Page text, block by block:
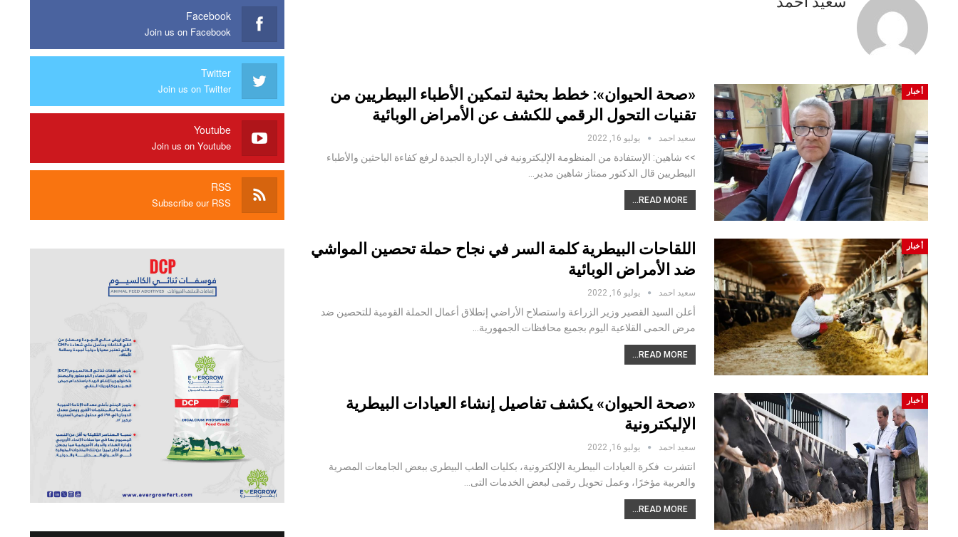
أخبار
«صحة الحيوان»: خطط بحثية لتمكين الأطباء البيطريين من
تقنيات التحول الرقمي للكشف عن الأمراض الوبائية
سعيد احمد يوليو 16, 2022
>> شاهين: الإستفادة من المنظومة الإليكترونية في الإدارة الجيدة لرفع كفاءة الباحثين والأطباء
البيطريين قال الدكتور ممتاز شاهين مدير…
READ MORE...
أخبار
اللقاحات البيطرية كلمة السر في نجاح حملة تحصين المواشي
ضد الأمراض الوبائية
سعيد احمد يوليو 16, 2022
أعلن السيد القصير وزير الزراعة واستصلاح الأراضي إنطلاق أعمال الحملة القومية للتحصين ضد
مرض الحمى القلاعية اليوم بجميع محافظات الجمهورية…
READ MORE...
أخبار
«صحة الحيوان» يكشف تفاصيل إنشاء العيادات البيطرية
الإليكترونية
سعيد احمد يوليو 16, 2022
انتشرت فكرة العيادات البيطرية الإلكترونية، بكليات الطب البيطرى ببعض الجامعات المصرية
والعربية مؤخرًا، وعمل تحويل رقمى لبعض الخدمات التى…
READ MORE...
Facebook
Join us on Facebook
Twitter
Join us on Twitter
Youtube
Join us on Youtube
RSS
Subscribe our RSS